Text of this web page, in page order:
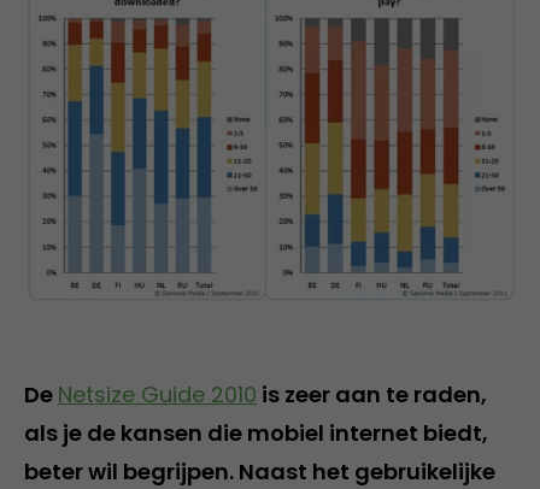
De Netsize Guide 2010 is zeer aan te raden,
als je de kansen die mobiel internet biedt,
beter wil begrijpen. Naast het gebruikelijke